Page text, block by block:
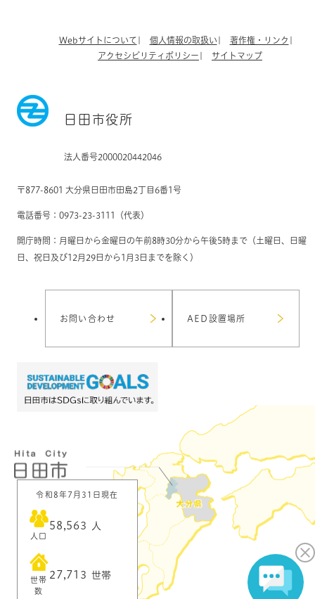
Webサイトについて 個人情報の取扱い
著作権・リンク
アクセシビリティポリシー
サイトマップ
日田市役所
法人番号2000020442046
〒877-8601 大分県日田市田島2丁目6番1号
電話番号：0973-23-3111（代表）
開庁時間：月曜日から金曜日の午前8時30分から午後5時まで（土曜日、日曜
日、祝日及び12月29日から1月3日までを除く）
お問い合わせ AED設置場所
令和8年7月31日現在
人口
58,563 人
世帯
数
27,713 世帯